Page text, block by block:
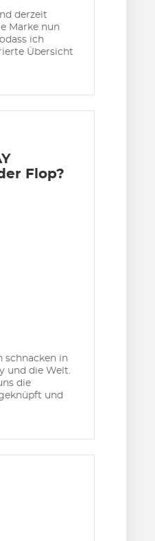
derzeit
Marke nun
ich
Übersicht
Flop?
schnacken in
und die Welt.
die
und